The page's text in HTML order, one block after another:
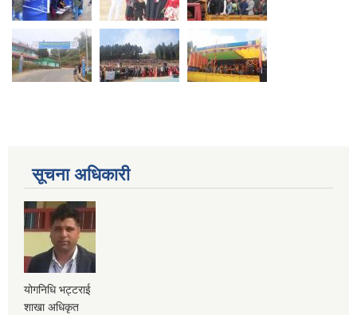
सूचना अधिकारी
योगनिधि भट्टराई
शाखा अधिकृत